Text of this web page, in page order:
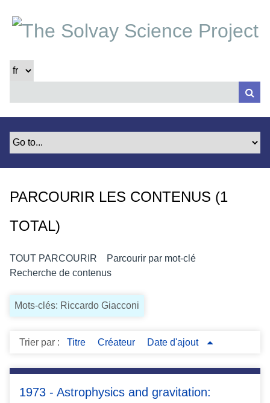
t
PARCOURIR LES CONTENUS (1
TOTAL)
TOUT PARCOURIR
Parcourir par mot-clé
Recherche de contenus
Mots-clés: Riccardo Giacconi
Trier par : Titre Créateur Date d'ajout
1973 - Astrophysics and gravitation: